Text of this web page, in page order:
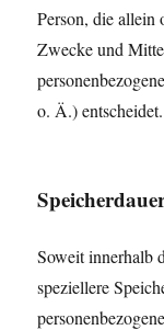
Person, die allein
Zwecke und
o. Ä.) entscheidet.
Soweit innerhalb
speziellere